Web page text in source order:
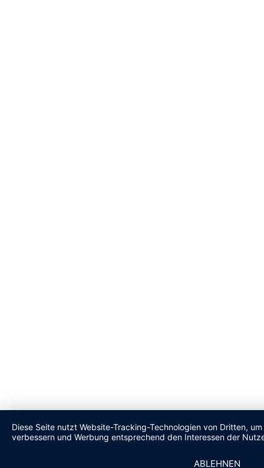
Diese Seite nutzt Website-Tracking-Technologien von Dritten,
verbessern und Werbung entsprechend den Interessen der
ABLEHNEN